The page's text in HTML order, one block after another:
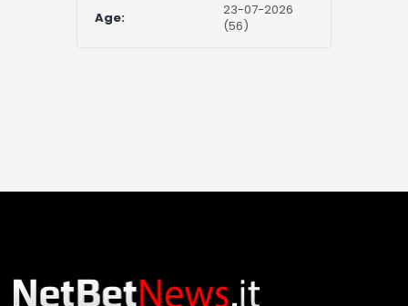
Age:
23-07-2026
(56)